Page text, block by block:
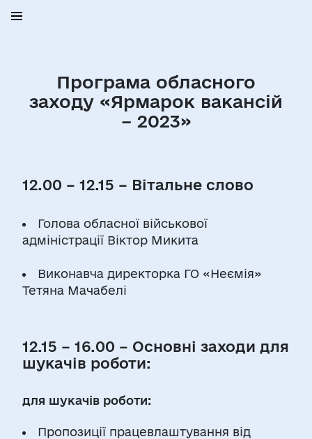
Програма обласного
заходу «Ярмарок вакансій
– 2023»
12.00 – 12.15 – Вітальне слово
Голова обласної військової
адміністрації Віктор Микита
Виконавча директорка ГО «Неємія»
Тетяна Мачабелі
12.15 – 16.00 – Основні заходи для
шукачів роботи:
для шукачів роботи:
Пропозиції працевлаштування від